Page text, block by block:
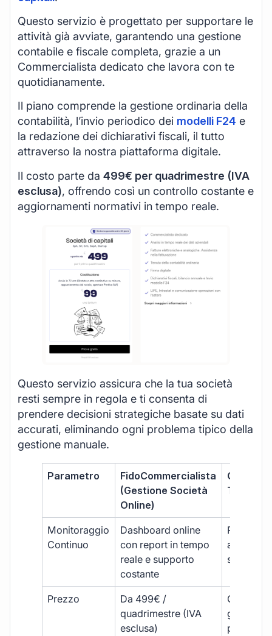
Questo servizio è progettato per supportare le
attività già avviate, garantendo una gestione
contabile e fiscale completa, grazie a un
Commercialista dedicato che lavora con te
quotidianamente.
Il piano comprende la gestione ordinaria della
contabilità, l’invio periodico dei modelli F24 e
la redazione dei dichiarativi fiscali, il tutto
attraverso la nostra piattaforma digitale.
Il costo parte da 499€ per quadrimestre (IVA
esclusa), offrendo così un controllo costante e
aggiornamenti normativi in tempo reale.
Questo servizio assicura che la tua società
resti sempre in regola e ti consenta di
prendere decisioni strategiche basate su dati
accurati, eliminando ogni problema tipico della
gestione manuale.
Parametro
FidoCommercialista
(Gestione Società
Online)
Monitoraggio
Continuo
Dashboard online
con report in tempo
reale e supporto
costante
Report
sporadici
Prezzo
Da 499€ /
quadrimestre (IVA
esclusa)
Costi
più